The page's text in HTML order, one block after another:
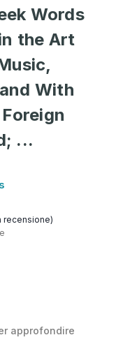
Words
the Art
With
...
recensione)
approfondire